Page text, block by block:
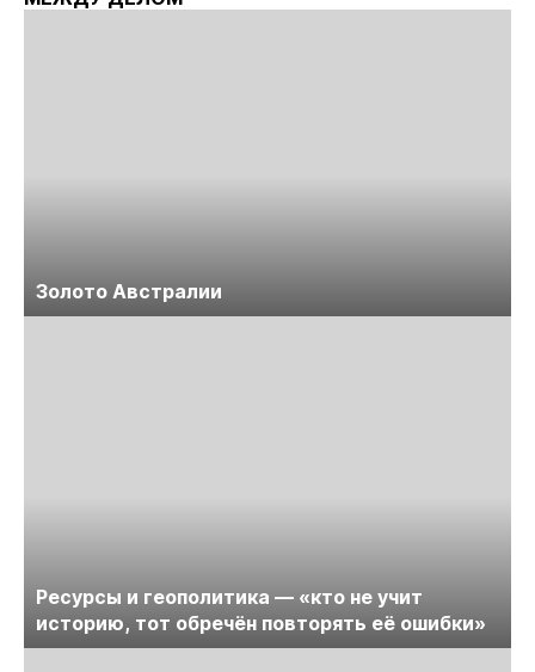
Золото Австралии
Ресурсы и геополитика — «кто не учит
историю, тот обречён повторять её ошибки»